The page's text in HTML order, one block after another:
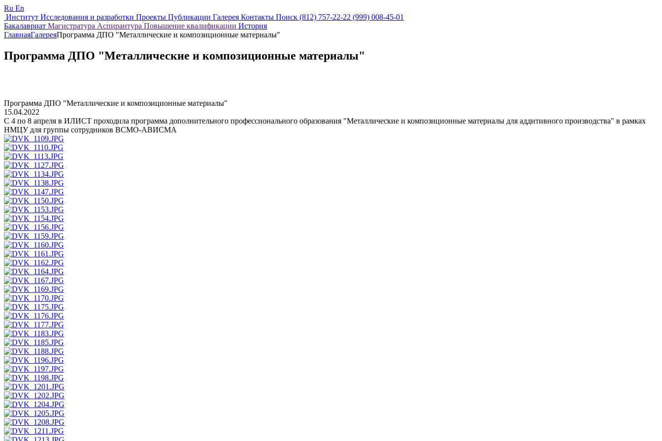
Ru En
Институт Исследования и разработки Проекты Публикации Галерея Контакты Поиск (812) 757-22-22 (999) 008-45-01
Бакалавриат Магистратура Аспирантура Повышение квалификации История
ГлавнаяГалереяПрограмма ДПО "Металлические и композиционные материалы"
Программа ДПО "Металлические и композиционные материалы"
Программа ДПО "Металлические и композиционные материалы"
15.04.2022
С 4 по 8 апреля в ИЛИСТ проходила программа дополнительного профессионального образования "Металлические и композиционные материалы для аддитивного производства" в рамках
НМЦУ для группы сотрудников ВСМО-АВИСМА